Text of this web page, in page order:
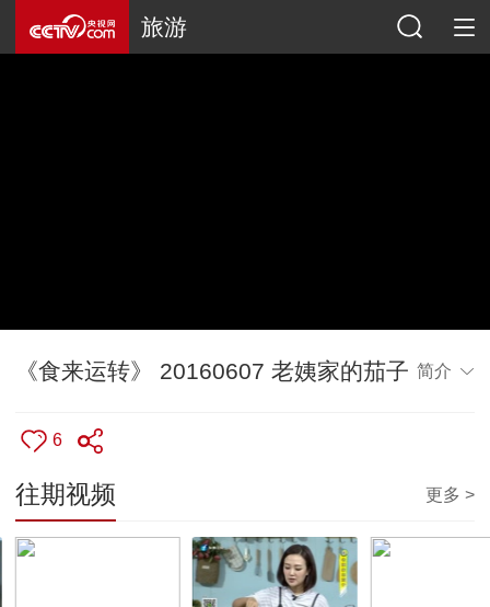
旅游
《食来运转》 20160607 老姨家的茄子 简介
6
往期视频 更多 >